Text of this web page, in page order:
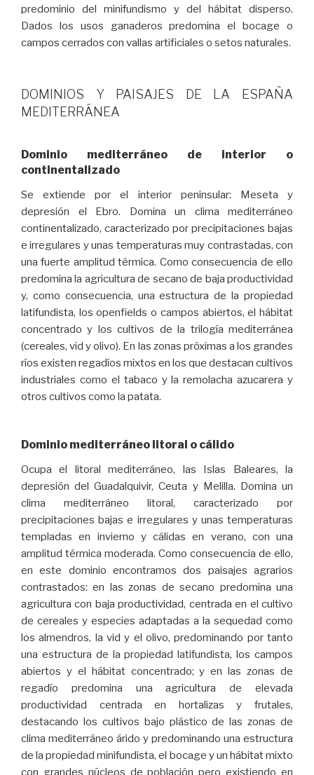
predominio del minifundismo y del hábitat disperso.
Dados los usos ganaderos predomina el bocage o
campos cerrados con vallas artificiales o setos naturales.
DOMINIOS Y PAISAJES DE LA ESPAÑA
MEDITERRÁNEA
Dominio mediterráneo de interior o
continentalizado
Se extiende por el interior peninsular: Meseta y
depresión el Ebro. Domina un clima mediterráneo
continentalizado, caracterizado por precipitaciones bajas
e irregulares y unas temperaturas muy contrastadas, con
una fuerte amplitud térmica. Como consecuencia de ello
predomina la agricultura de secano de baja productividad
y, como consecuencia, una estructura de la propiedad
latifundista, los openfields o campos abiertos, el hábitat
concentrado y los cultivos de la trilogía mediterránea
(cereales, vid y olivo). En las zonas próximas a los grandes
ríos existen regadíos mixtos en los que destacan cultivos
industriales como el tabaco y la remolacha azucarera y
otros cultivos como la patata.
Dominio mediterráneo litoral o cálido
Ocupa el litoral mediterráneo, las Islas Baleares, la
depresión del Guadalquivir, Ceuta y Melilla. Domina un
clima mediterráneo litoral, caracterizado por
precipitaciones bajas e irregulares y unas temperaturas
templadas en invierno y cálidas en verano, con una
amplitud térmica moderada. Como consecuencia de ello,
en este dominio encontramos dos paisajes agrarios
contrastados: en las zonas de secano predomina una
agricultura con baja productividad, centrada en el cultivo
de cereales y especies adaptadas a la sequedad como
los almendros, la vid y el olivo, predominando por tanto
una estructura de la propiedad latifundista, los campos
abiertos y el hábitat concentrado; y en las zonas de
regadío predomina una agricultura de elevada
productividad centrada en hortalizas y frutales,
destacando los cultivos bajo plástico de las zonas de
clima mediterráneo árido y predominando una estructura
de la propiedad minifundista, el bocage y un hábitat mixto
con grandes núcleos de población pero existiendo en